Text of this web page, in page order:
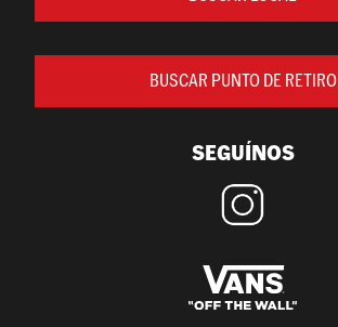
BUSCAR PUNTO DE RETIRO
SEGUÍNOS